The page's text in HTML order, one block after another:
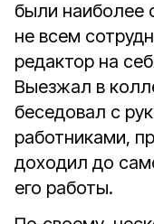
были наиболее
не всем
редактор на
Выезжал в
беседовал с
работниками,
доходил до
его работы.